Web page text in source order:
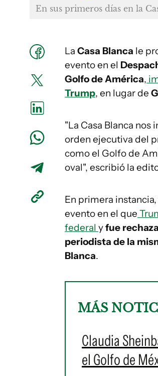
En sus primeros días en la
La Casa Blanca le
evento en el
Golfo de América,
Trump, en lugar de
"La Casa Blanca
orden ejecutiva del
como el Golfo de
oval", escribió la
En primera instancia,
evento en el que
federal yfue
periodista de la
Blanca.
MÁS
Claudia
el Golfo de